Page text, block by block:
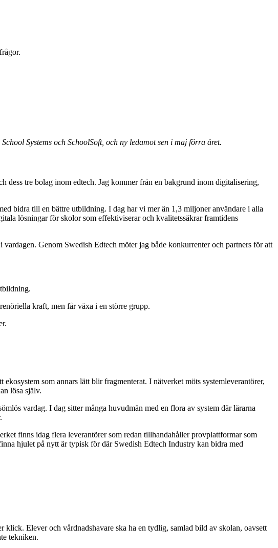
Systems och SchoolSoft, och ny ledamot sen i maj förra året.
dess tre bolag inom edtech. Jag kommer från en bakgrund inom digitalisering,
bidra till en bättre utbildning. I dag har vi mer än 1,3 miljoner användare i alla
lösningar för skolor som effektiviserar och kvalitetssäkrar framtidens
Genom Swedish Edtech möter jag både konkurrenter och partners för att
kraft, men får växa i en större grupp.
som annars lätt blir fragmenterat. I nätverket möts systemleverantörer,
lösa själv.
vardag. I dag sitter många huvudmän med en flora av system där lärarna
finns idag flera leverantörer som redan tillhandahåller provplattformar som
hjulet på nytt är typisk för där Swedish Edtech Industry kan bidra med
Elever och vårdnadshavare ska ha en tydlig, samlad bild av skolan, oavsett
tekniken.